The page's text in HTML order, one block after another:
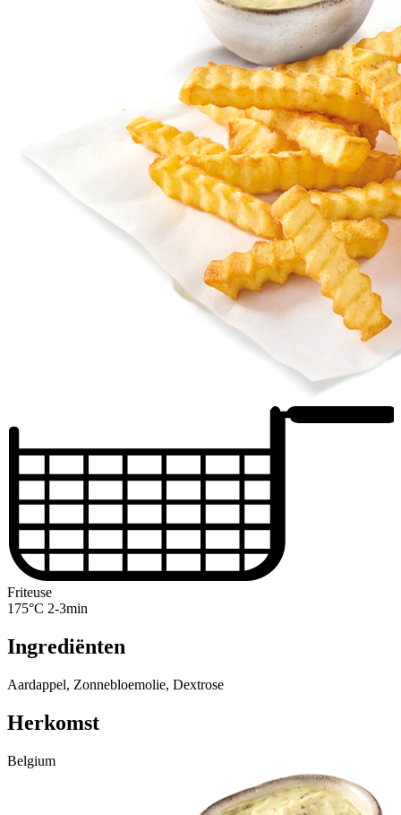
Friteuse
175°C 2-3min
Ingrediënten
Aardappel, Zonnebloemolie, Dextrose
Herkomst
Belgium